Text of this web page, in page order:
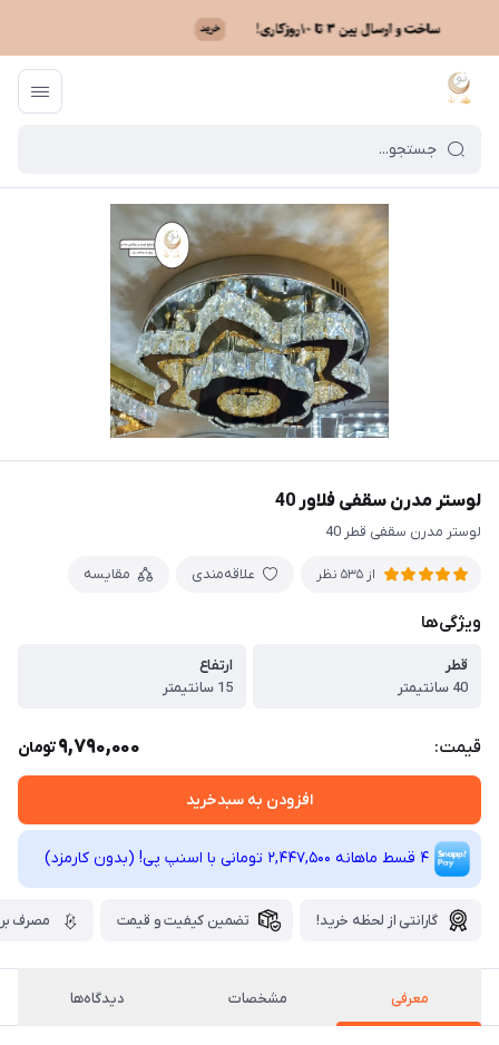
ماه نو / فهرست محصولات
لوستر مدرن سقفی فلاور 40
لوستر مدرن سقفی قطر 40
از 535 نظر علاقه‌مندی مقایسه
ویژگی‌ها
قطر
40 سانتیمتر
ارتفاع
15 سانتیمتر
قیمت: 9,790,000تومان
افزودن به سبدخرید
4 قسط ماهانه 2,447,500 تومانی با اسنپ ‌پی! (بدون کارمزد)
گارانتی از لحظه خرید! تضمین کیفیت و قیمت مصرف
معرفی مشخصات دیدگاه‌ها